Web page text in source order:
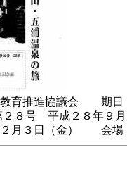
教育推進協議会
２８号 平成２８年９
月３日（金） 会